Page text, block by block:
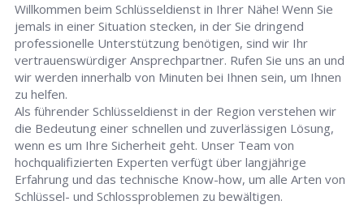
Willkommen beim Schlüsseldienst in Ihrer Nähe! Wenn Sie
jemals in einer Situation stecken, in der Sie dringend
professionelle Unterstützung benötigen, sind wir Ihr
vertrauenswürdiger Ansprechpartner. Rufen Sie uns an und
wir werden innerhalb von Minuten bei Ihnen sein, um Ihnen
zu helfen.
Als führender Schlüsseldienst in der Region verstehen wir
die Bedeutung einer schnellen und zuverlässigen Lösung,
wenn es um Ihre Sicherheit geht. Unser Team von
hochqualifizierten Experten verfügt über langjährige
Erfahrung und das technische Know-how, um alle Arten von
Schlüssel- und Schlossproblemen zu bewältigen.